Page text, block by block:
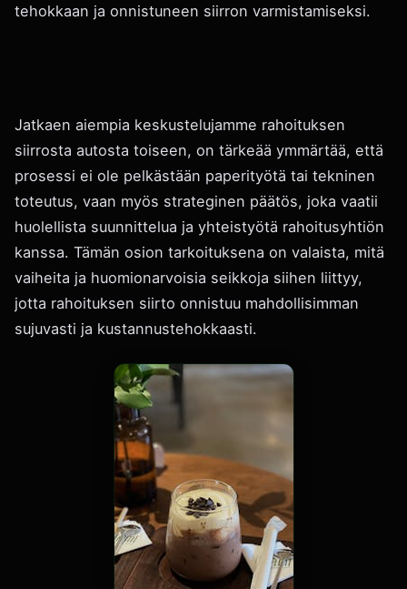
tehokkaan ja onnistuneen siirron varmistamiseksi.
Jatkaen aiempia keskustelujamme rahoituksen
siirrosta autosta toiseen, on tärkeää ymmärtää, että
prosessi ei ole pelkästään paperityötä tai tekninen
toteutus, vaan myös strateginen päätös, joka vaatii
huolellista suunnittelua ja yhteistyötä rahoitusyhtiön
kanssa. Tämän osion tarkoituksena on valaista, mitä
vaiheita ja huomionarvoisia seikkoja siihen liittyy,
jotta rahoituksen siirto onnistuu mahdollisimman
sujuvasti ja kustannustehokkaasti.